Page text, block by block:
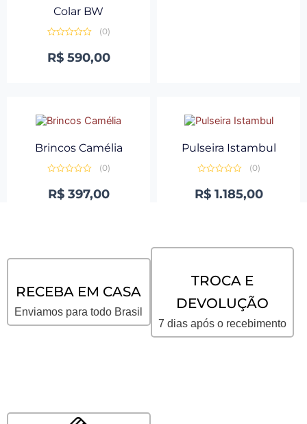
Colar BW
0
de
(0)
R$590,00
Brincos Camélia
0
de
(0)
R$397,00
Pulseira Istambul
0
de
(0)
R$1.185,00
RECEBA EM CASA
Enviamos para todo Brasil
TROCA E
DEVOLUÇÃO
7 dias após o recebimento